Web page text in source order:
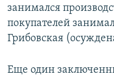
занимался
покупателей
Грибовская
Еще один